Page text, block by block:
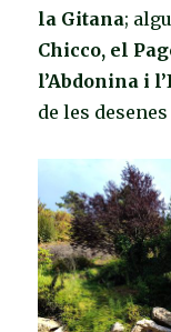
la Gitana;
Chicco, el
l’Abdonina i
de les